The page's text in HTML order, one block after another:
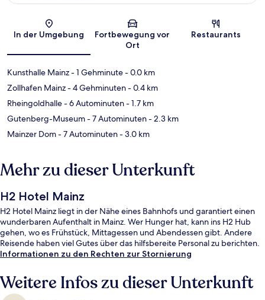
Karte
In der Umgebung
Fortbewegung vor
Ort
Restaurants
Kunsthalle Mainz- 1 Gehminute- 0.0 km
Zollhafen Mainz- 4 Gehminuten- 0.4 km
Rheingoldhalle- 6 Autominuten- 1.7 km
Gutenberg-Museum- 7 Autominuten- 2.3 km
Mainzer Dom- 7 Autominuten- 3.0 km
Mehr zu dieser Unterkunft
H2 Hotel Mainz
H2 Hotel Mainz liegt in der Nähe eines Bahnhofs und garantiert einen
wunderbaren Aufenthalt in Mainz. Wer Hunger hat, kann ins H2 Hub
gehen, wo es Frühstück, Mittagessen und Abendessen gibt. Andere
Reisende haben viel Gutes über das hilfsbereite Personal zu berichten.
Informationen zu den Rechten zur Stornierung
Weitere Infos zu dieser Unterkunft